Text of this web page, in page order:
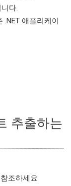
다.
.NET 애플리케이
추출하는
조하세요